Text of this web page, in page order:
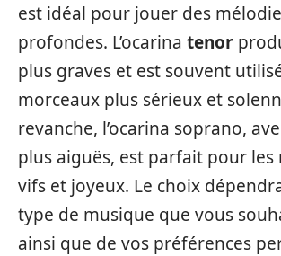
est idéal pour jouer des
profondes. L’ocarina tenor
plus graves et est souvent
morceaux plus sérieux et
revanche, l’ocarina soprano,
plus aiguës, est parfait pour les
vifs et joyeux. Le choix
type de musique que vous
ainsi que de vos préférences